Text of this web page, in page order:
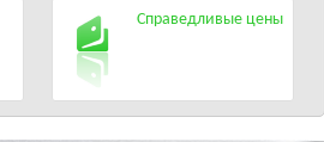
Справедливые цены